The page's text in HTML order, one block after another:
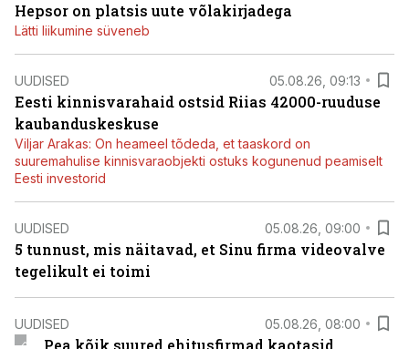
Hepsor on platsis uute võlakirjadega
Lätti liikumine süveneb
UUDISED 05.08.26, 09:13
Eesti kinnisvarahaid ostsid Riias 42000-ruuduse
kaubanduskeskuse
Viljar Arakas: On heameel tõdeda, et taaskord on
suuremahulise kinnisvaraobjekti ostuks kogunenud peamiselt
Eesti investorid
UUDISED 05.08.26, 09:00
5 tunnust, mis näitavad, et Sinu firma videovalve
tegelikult ei toimi
UUDISED 05.08.26, 08:00
Pea kõik suured ehitusfirmad kaotasid